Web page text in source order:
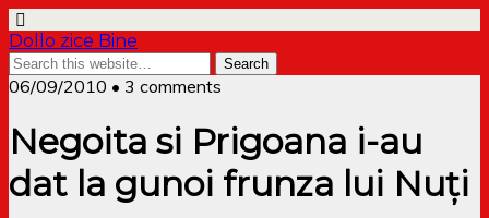
Dollo zice Bine
06/09/2010 • 3 comments
Negoita si Prigoana i-au
dat la gunoi frunza lui Nuți